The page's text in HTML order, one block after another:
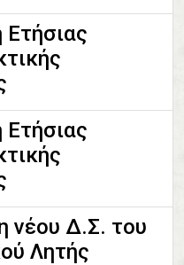
νέου Δ.Σ. του
Λητής